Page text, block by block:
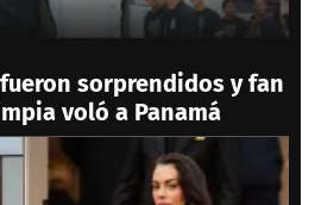
sorprendidos y fan
voló a Panamá